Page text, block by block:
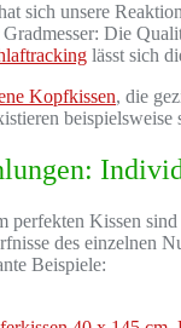
sich unsere
Die
lässt sich
Kopfkissen, die
beispielsweise
perfekten Kissen
des einzelnen
Beispiele: